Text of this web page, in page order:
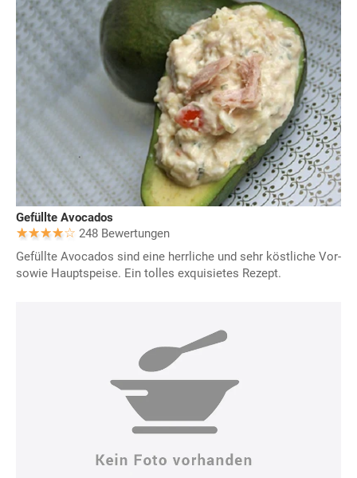
Gefüllte Avocados
248 Bewertungen
Gefüllte Avocados sind eine herrliche und sehr köstliche Vor-
sowie Hauptspeise. Ein tolles exquisietes Rezept.